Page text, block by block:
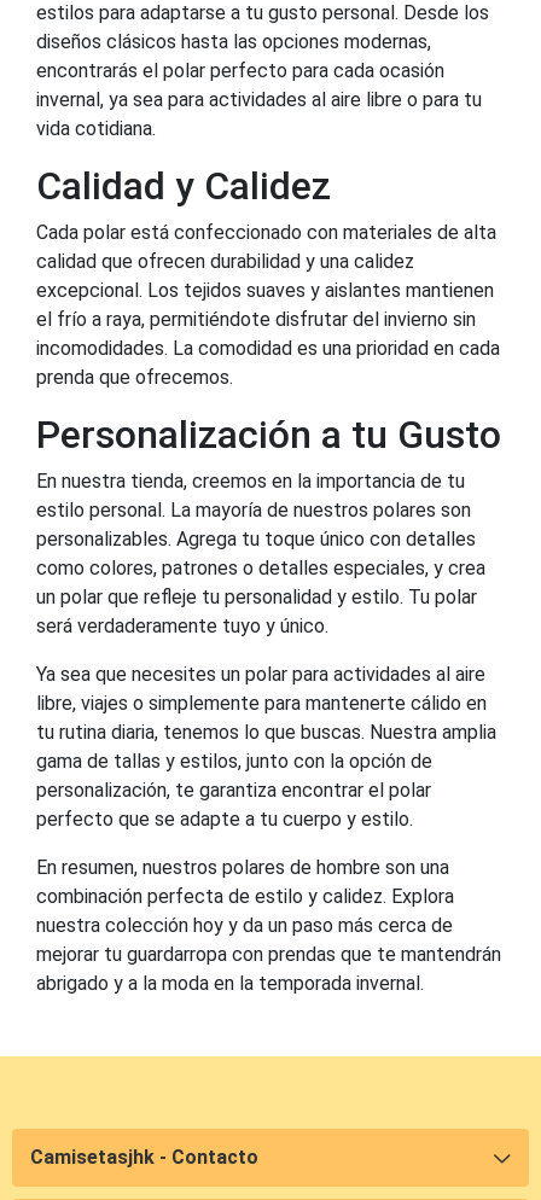
estilos para adaptarse a tu gusto personal. Desde los
diseños clásicos hasta las opciones modernas,
encontrarás el polar perfecto para cada ocasión
invernal, ya sea para actividades al aire libre o para tu
vida cotidiana.
Calidad y Calidez
Cada polar está confeccionado con materiales de alta
calidad que ofrecen durabilidad y una calidez
excepcional. Los tejidos suaves y aislantes mantienen
el frío a raya, permitiéndote disfrutar del invierno sin
incomodidades. La comodidad es una prioridad en cada
prenda que ofrecemos.
Personalización a tu Gusto
En nuestra tienda, creemos en la importancia de tu
estilo personal. La mayoría de nuestros polares son
personalizables. Agrega tu toque único con detalles
como colores, patrones o detalles especiales, y crea
un polar que refleje tu personalidad y estilo. Tu polar
será verdaderamente tuyo y único.
Ya sea que necesites un polar para actividades al aire
libre, viajes o simplemente para mantenerte cálido en
tu rutina diaria, tenemos lo que buscas. Nuestra amplia
gama de tallas y estilos, junto con la opción de
personalización, te garantiza encontrar el polar
perfecto que se adapte a tu cuerpo y estilo.
En resumen, nuestros polares de hombre son una
combinación perfecta de estilo y calidez. Explora
nuestra colección hoy y da un paso más cerca de
mejorar tu guardarropa con prendas que te mantendrán
abrigado y a la moda en la temporada invernal.
Camisetasjhk - Contacto